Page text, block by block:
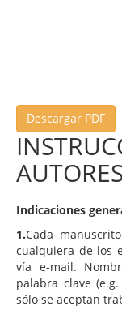
Descargar PDF
Indicaciones
1.Cada
cualquiera de los
vía e-mail.
palabra clave
sólo se aceptan